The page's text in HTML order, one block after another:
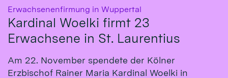
Erwachsenenfirmung in Wuppertal
Kardinal Woelki firmt 23
Erwachsene in St. Laurentius
Am 22. November spendete der Kölner
Erzbischof Rainer Maria Kardinal Woelki in